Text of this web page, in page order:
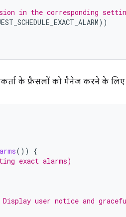
in the corresponding
))
के फ़ैसलों को मैनेज करने के
())
{
exact alarms)
user notice and